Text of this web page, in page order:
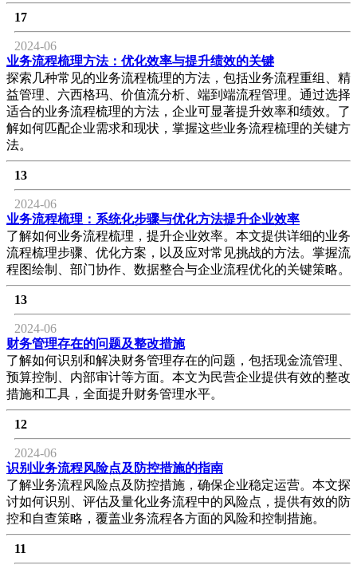
17
2024-06
业务流程梳理方法：优化效率与提升绩效的关键
探索几种常见的业务流程梳理的方法，包括业务流程重组、精
益管理、六西格玛、价值流分析、端到端流程管理。通过选择
适合的业务流程梳理的方法，企业可显著提升效率和绩效。了
解如何匹配企业需求和现状，掌握这些业务流程梳理的关键方
法。
13
2024-06
业务流程梳理：系统化步骤与优化方法提升企业效率
了解如何业务流程梳理，提升企业效率。本文提供详细的业务
流程梳理步骤、优化方案，以及应对常见挑战的方法。掌握流
程图绘制、部门协作、数据整合与企业流程优化的关键策略。
13
2024-06
财务管理存在的问题及整改措施
了解如何识别和解决财务管理存在的问题，包括现金流管理、
预算控制、内部审计等方面。本文为民营企业提供有效的整改
措施和工具，全面提升财务管理水平。
12
2024-06
识别业务流程风险点及防控措施的指南
了解业务流程风险点及防控措施，确保企业稳定运营。本文探
讨如何识别、评估及量化业务流程中的风险点，提供有效的防
控和自查策略，覆盖业务流程各方面的风险和控制措施。
11